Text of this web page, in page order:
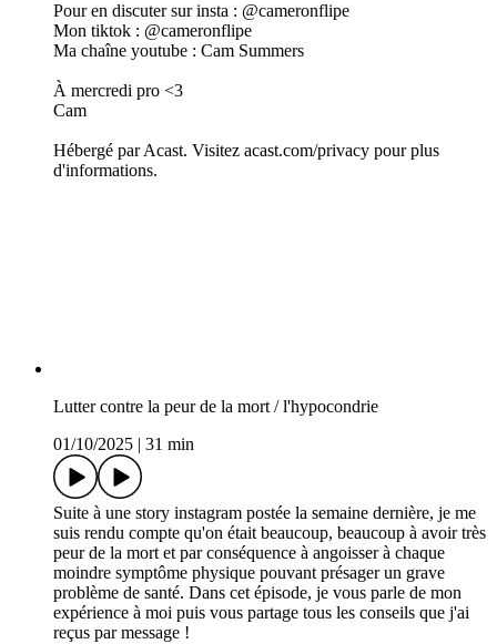
Pour en discuter sur insta : @cameronflipe
Mon tiktok : @cameronflipe
Ma chaîne youtube : Cam Summers
À mercredi pro <3
Cam
Hébergé par Acast. Visitez acast.com/privacy pour plus
d'informations.
Lutter contre la peur de la mort / l'hypocondrie
01/10/2025
31 min
Suite à une story instagram postée la semaine dernière, je me
suis rendu compte qu'on était beaucoup, beaucoup à avoir très
peur de la mort et par conséquence à angoisser à chaque
moindre symptôme physique pouvant présager un grave
problème de santé. Dans cet épisode, je vous parle de mon
expérience à moi puis vous partage tous les conseils que j'ai
reçus par message !